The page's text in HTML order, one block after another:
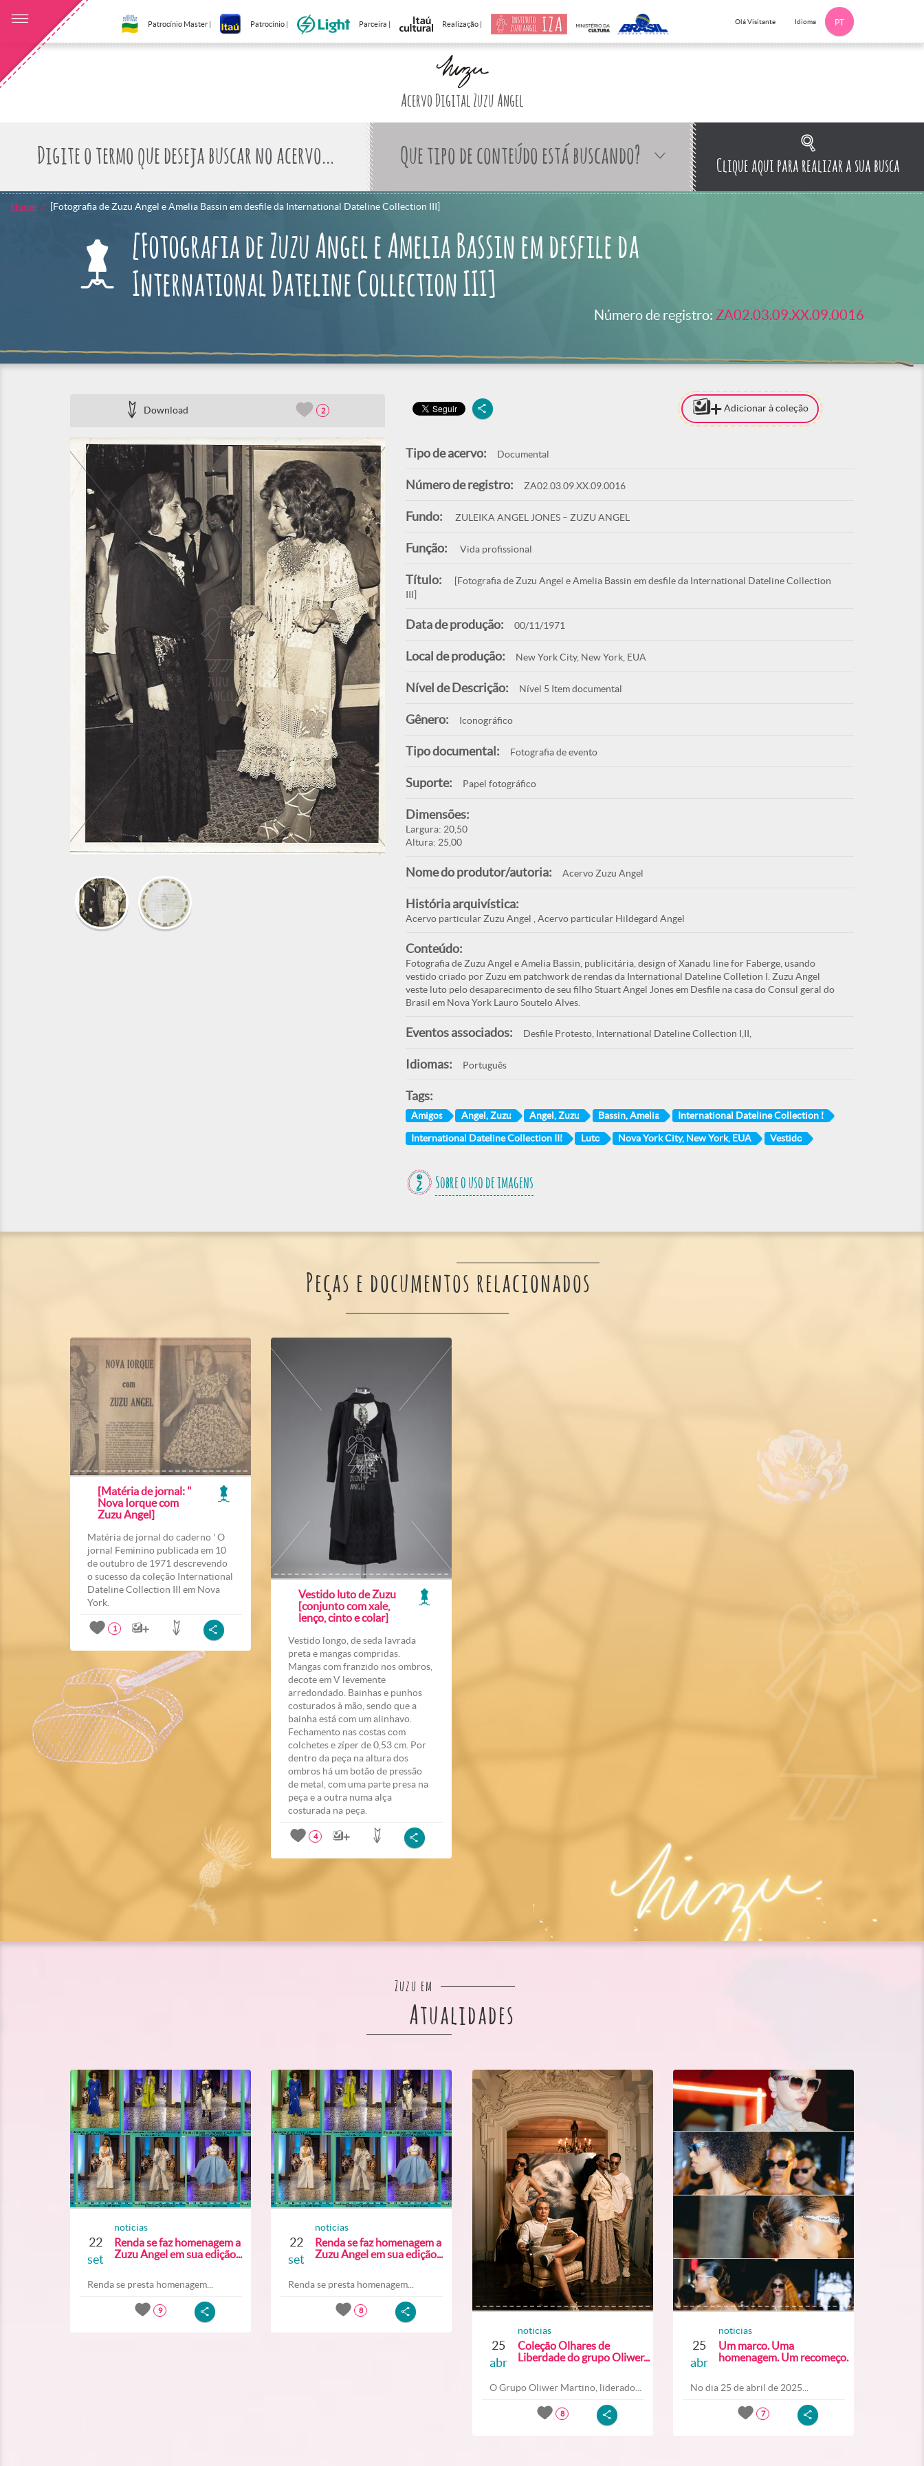
Patrocínio Master | Patrocínio | Parceira | Realização | Olá Visitante Idioma PT
Acervo Digital Zuzu Angel
Que tipo de conteúdo está buscando? Clique aqui para realizar a sua busca
Home [Fotografia de Zuzu Angel e Amelia Bassin em desfile da International Dateline Collection III]
[Fotografia de Zuzu Angel e Amelia Bassin em desfile da
International Dateline Collection III]
Número de registro: ZA02.03.09.XX.09.0016
Download 2 Adicionar à coleção
Tipo de acervo: Documental
Número de registro: ZA02.03.09.XX.09.0016
Fundo: ZULEIKA ANGEL JONES – ZUZU ANGEL
Função: Vida profissional
Título:
[Fotografia de Zuzu Angel e Amelia Bassin em desfile da International Dateline Collection
III]
Data de produção: 00/11/1971
Local de produção: New York City, New York, EUA
Nível de Descrição: Nível 5 Item documental
Gênero: Iconográfico
Tipo documental: Fotografia de evento
Suporte: Papel fotográfico
Dimensões:
Largura: 20,50
Altura: 25,00
Nome do produtor/autoria: Acervo Zuzu Angel
História arquivística:
Acervo particular Zuzu Angel , Acervo particular Hildegard Angel
Conteúdo:
Fotografia de Zuzu Angel e Amelia Bassin, publicitária, design of Xanadu line for Faberge, usando
vestido criado por Zuzu em patchwork de rendas da International Dateline Colletion I. Zuzu Angel
veste luto pelo desaparecimento de seu filho Stuart Angel Jones em Desfile na casa do Consul geral do
Brasil em Nova York Lauro Soutelo Alves.
Eventos associados: Desfile Protesto, International Dateline Collection I,II,
Idiomas: Português
Tags:
Amigos Angel, Zuzu Angel, Zuzu Bassin, Amelia International Dateline Collection I
International Dateline Collection III Luto Nova York City, New York, EUA Vestido
Sobre o uso de imagens
Peças e documentos relacionados
[Matéria de jornal: "
Nova Iorque com
Zuzu Angel]
Matéria de jornal do caderno ' O
jornal Feminino publicada em 10
de outubro de 1971 descrevendo
o sucesso da coleção International
Dateline Collection III em Nova
York.
1
Vestido luto de Zuzu
[conjunto com xale,
lenço, cinto e colar]
Vestido longo, de seda lavrada
preta e mangas compridas.
Mangas com franzido nos ombros,
decote em V levemente
arredondado. Bainhas e punhos
costurados à mão, sendo que a
bainha está com um alinhavo.
Fechamento nas costas com
colchetes e zíper de 0,53 cm. Por
dentro da peça na altura dos
ombros há um botão de pressão
de metal, com uma parte presa na
peça e a outra numa alça
costurada na peça.
4
Zuzu em
Atualidades
22
set
noticias
Renda se faz homenagem a
Zuzu Angel em sua edição...
Renda se presta homenagem...
9
22
set
noticias
Renda se faz homenagem a
Zuzu Angel em sua edição...
Renda se presta homenagem...
8
25
abr
noticias
Coleção Olhares de
Liberdade do grupo Oliwer...
O Grupo Oliwer Martino, liderado...
8
25
abr
noticias
Um marco. Uma
homenagem. Um recomeço.
No dia 25 de abril de 2025...
7